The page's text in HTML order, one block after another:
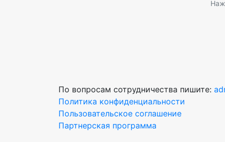
По вопросам сотрудничества пишите:
Политика конфиденциальности
Пользовательское соглашение
Партнерская программа